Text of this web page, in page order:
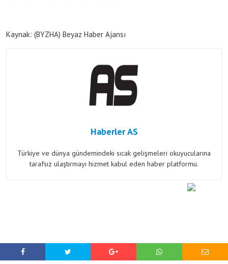
Kaynak: (BYZHA) Beyaz Haber Ajansı
Haberler AS
Türkiye ve dünya gündemindeki sıcak gelişmeleri okuyucularına
tarafsız ulaştırmayı hizmet kabul eden haber platformu.